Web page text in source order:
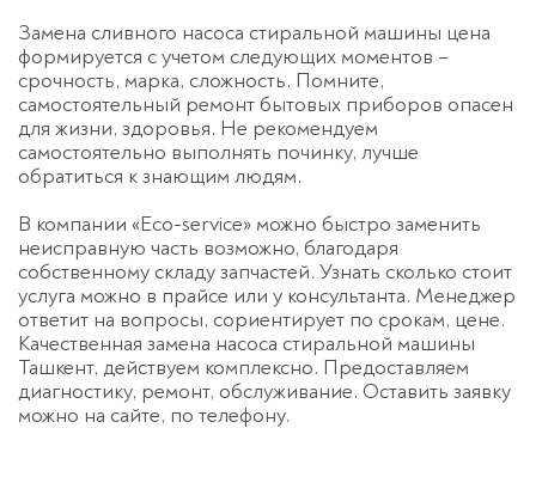
Замена сливного насоса стиральной машины цена
формируется с учетом следующих моментов –
срочность, марка, сложность. Помните,
самостоятельный ремонт бытовых приборов опасен
для жизни, здоровья. Не рекомендуем
самостоятельно выполнять починку, лучше
обратиться к знающим людям.
В компании «Eco-service» можно быстро заменить
неисправную часть возможно, благодаря
собственному складу запчастей. Узнать сколько стоит
услуга можно в прайсе или у консультанта. Менеджер
ответит на вопросы, сориентирует по срокам, цене.
Качественная замена насоса стиральной машины
Ташкент, действуем комплексно. Предоставляем
диагностику, ремонт, обслуживание. Оставить заявку
можно на сайте, по телефону.